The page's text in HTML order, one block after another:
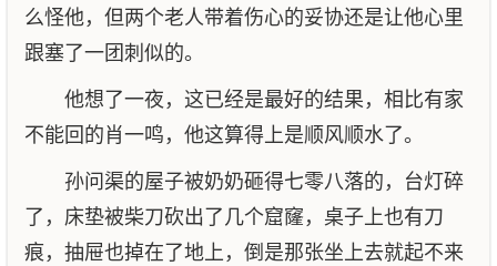
么怪他，但两个老人带着伤心的妥协还是让他心里
跟塞了一团刺似的。
他想了一夜，这已经是最好的结果，相比有家
不能回的肖一鸣，他这算得上是顺风顺水了。
孙问渠的屋子被奶奶砸得七零八落的，台灯碎
了，床垫被柴刀砍出了几个窟窿，桌子上也有刀
痕，抽屉也掉在了地上，倒是那张坐上去就起不来